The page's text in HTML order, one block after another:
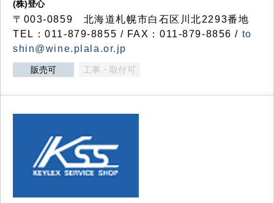
(株)登心
〒003-0859 北海道札幌市白石区川北2293番地
TEL：011-879-8855 / FAX：011-879-8856 / to
shin@wine.plala.or.jp
販売可 工事・取付可